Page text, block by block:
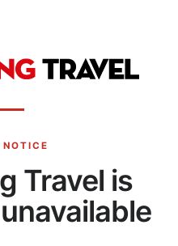
Travel is